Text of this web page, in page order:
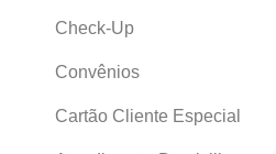
Check-Up
Convênios
Cartão Cliente Especial